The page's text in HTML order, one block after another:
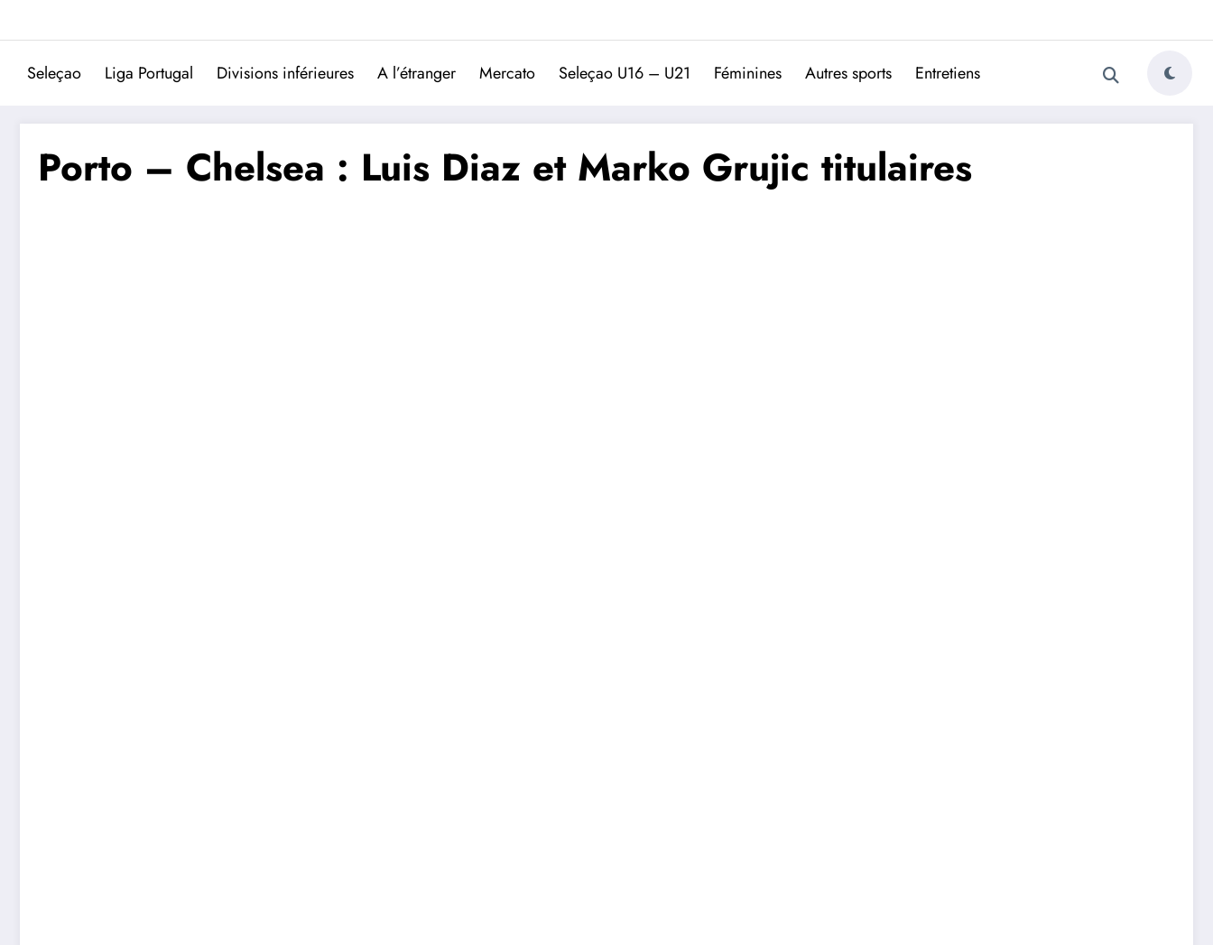
Trivela
L'actualité du football portugais
Seleçao Liga Portugal Divisions inférieures A l’étranger Mercato Seleçao U16 – U21 Féminines Autres sports Entretiens
Porto – Chelsea : Luis Diaz et Marko Grujic titulaires